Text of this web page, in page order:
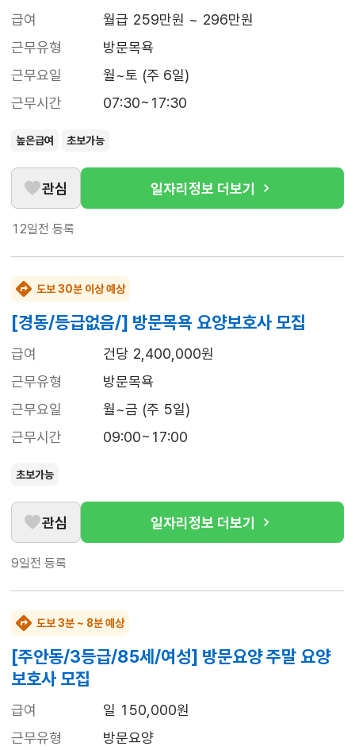
급여
월급 259만원 ~ 296만원
근무유형
방문목욕
근무요일
월~토 (주 6일)
근무시간
07:30~17:30
높은급여 초보가능
관심 일자리정보 더보기
12일전 등록
도보 30분 이상 예상
[경동/등급없음/] 방문목욕 요양보호사 모집
급여
건당 2,400,000원
근무유형
방문목욕
근무요일
월~금 (주 5일)
근무시간
09:00~17:00
초보가능
관심 일자리정보 더보기
9일전 등록
도보 3분 ~ 8분 예상
[주안동/3등급/85세/여성] 방문요양 주말 요양
보호사 모집
급여
일 150,000원
근무유형
방문요양